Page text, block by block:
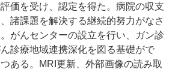
価を受け、認定を得た。病院の収支
諸課題を解決する継続的努力がなさ
がんセンターの設立を行い、ガン診
診療地域連携深化を図る基礎がで
ある。MRI更新、外部画像の読み取